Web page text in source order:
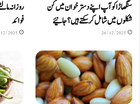
سنگھاڑا کو آپ اپنے دستر خوان میں کن
شکلوں میں شامل کرسکتے ہیں ؟ جانیئے
26/12/2025
روزانہ
فوائد
2025